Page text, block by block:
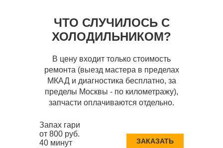
ЧТО СЛУЧИЛОСЬ С
ХОЛОДИЛЬНИКОМ?
В цену входит только стоимость
ремонта (выезд мастера в пределах
МКАД и диагностика бесплатно, за
пределы Москвы - по километражу),
запчасти оплачиваются отдельно.
Запах гари
от 800 руб.
40 минут
ЗАКАЗАТЬ